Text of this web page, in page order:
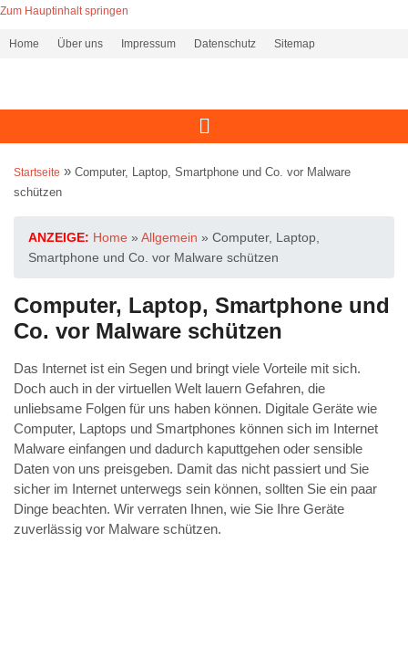
Zum Hauptinhalt springen
Home Über uns Impressum Datenschutz Sitemap
Startseite » Computer, Laptop, Smartphone und Co. vor Malware
schützen
ANZEIGE: Home » Allgemein » Computer, Laptop,
Smartphone und Co. vor Malware schützen
Computer, Laptop, Smartphone und
Co. vor Malware schützen
Das Internet ist ein Segen und bringt viele Vorteile mit sich.
Doch auch in der virtuellen Welt lauern Gefahren, die
unliebsame Folgen für uns haben können. Digitale Geräte wie
Computer, Laptops und Smartphones können sich im Internet
Malware einfangen und dadurch kaputtgehen oder sensible
Daten von uns preisgeben. Damit das nicht passiert und Sie
sicher im Internet unterwegs sein können, sollten Sie ein paar
Dinge beachten. Wir verraten Ihnen, wie Sie Ihre Geräte
zuverlässig vor Malware schützen.